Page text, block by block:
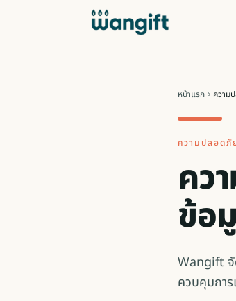
หน้าแรก ความ
ความปลอดภั
คว
ข้อ
Wangift จั
ควบคุมการ